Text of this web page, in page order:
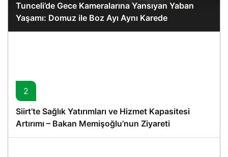
Tunceli’de Gece Kameralarına Yansıyan Yaban
Yaşamı: Domuz ile Boz Ayı Aynı Karede
2
Siirt’te Sağlık Yatırımları ve Hizmet Kapasitesi
Artırımı – Bakan Memişoğlu’nun Ziyareti